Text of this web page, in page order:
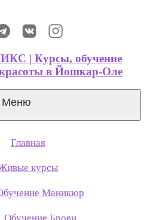
индустрии красоты
| Курсы, обучение
красоты в Йошкар-Оле
Меню
Главная
курсы
Маникюр